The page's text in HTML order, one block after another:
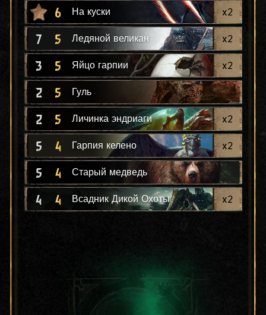
6 На куски x2
7 5 Ледяной великан x2
3 5 Яйцо гарпии x2
2 5 Гуль
2 5 Личинка эндриаги x2
5 4 Гарпия келено x2
5 4 Старый медведь
4 4 Всадник Дикой Охоты x2